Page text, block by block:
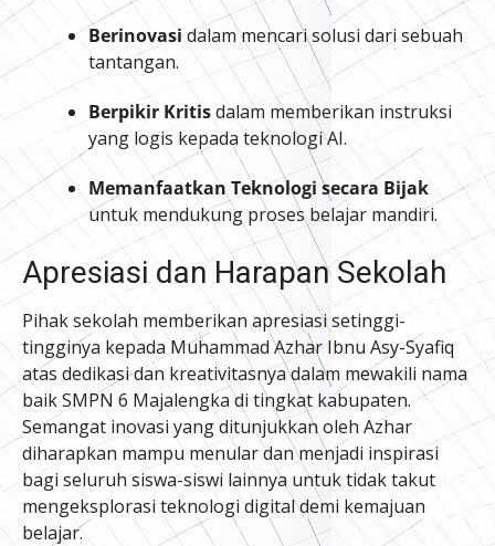
Berinovasidalam mencari solusi dari sebuah
tantangan.
Berpikir Kritisdalam memberikan instruksi
yang logis kepada teknologi AI.
Memanfaatkan Teknologi secara Bijak
untuk mendukung proses belajar mandiri.
Apresiasi dan Harapan Sekolah
Pihak sekolah memberikan apresiasi setinggi-
tingginya kepada Muhammad Azhar Ibnu Asy-Syafiq
atas dedikasi dan kreativitasnya dalam mewakili nama
baik SMPN 6 Majalengka di tingkat kabupaten.
Semangat inovasi yang ditunjukkan oleh Azhar
diharapkan mampu menular dan menjadi inspirasi
bagi seluruh siswa-siswi lainnya untuk tidak takut
mengeksplorasi teknologi digital demi kemajuan
belajar.